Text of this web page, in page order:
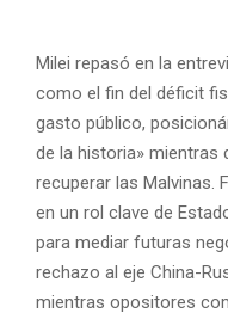
Milei repasó en la
como el fin del déficit
gasto público,
de la historia» mientras
recuperar las Malvinas.
en un rol clave de
para mediar futuras
rechazo al eje China-
mientras opositores